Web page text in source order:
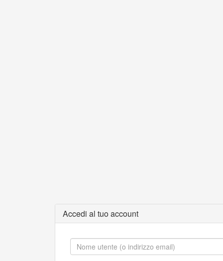
Accedi al tuo account